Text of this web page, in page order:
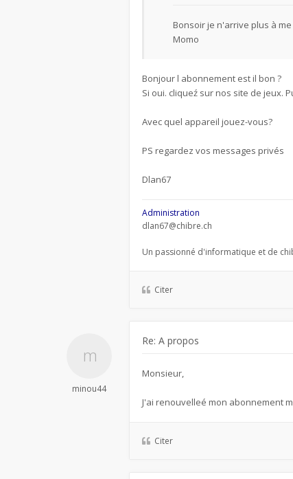
Bonsoir je n'arrive plus à
Momo
Bonjour l abonnement est il bon ?
Si oui. cliqueź sur nos site de jeux.
Avec quel appareil jouez-vous?
PS regardez vos messages privés
Dlan67
Administration
dlan67@chibre.ch
Un passionné d'informatique et de
Citer
minou44
Re: A propos
Monsieur,
J'ai renouvelleé mon abonnement
Citer